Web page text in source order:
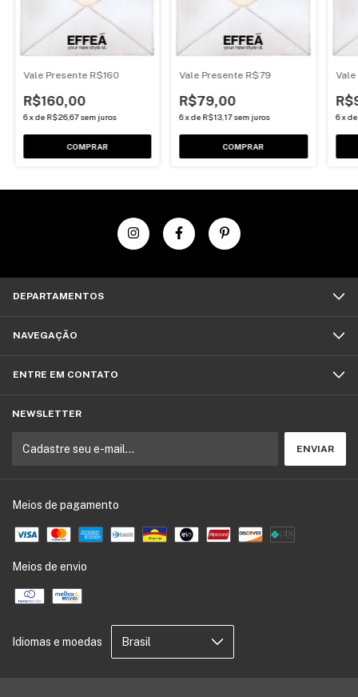
Vale Presente R$160
R$160,00
6xdeR$26,67 sem juros
Vale Presente R$79
R$79,00
6xdeR$13,17 sem juros 6x
DEPARTAMENTOS
NAVEGAÇÃO
ENTRE EM CONTATO
NEWSLETTER
Meios de pagamento
Meios de envio
Idiomas e moedas